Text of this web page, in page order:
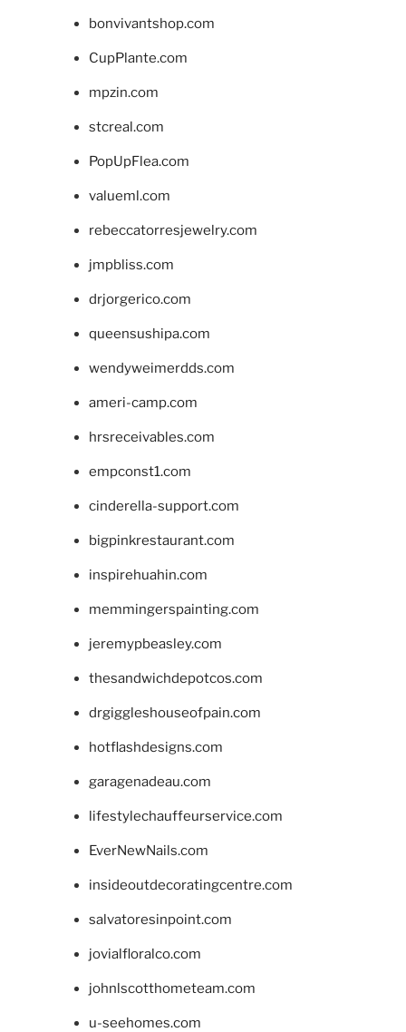
bonvivantshop.com
CupPlante.com
mpzin.com
stcreal.com
PopUpFlea.com
valueml.com
rebeccatorresjewelry.com
jmpbliss.com
drjorgerico.com
queensushipa.com
wendyweimerdds.com
ameri-camp.com
hrsreceivables.com
empconst1.com
cinderella-support.com
bigpinkrestaurant.com
inspirehuahin.com
memmingerspainting.com
jeremypbeasley.com
thesandwichdepotcos.com
drgiggleshouseofpain.com
hotflashdesigns.com
garagenadeau.com
lifestylechauffeurservice.com
EverNewNails.com
insideoutdecoratingcentre.com
salvatoresinpoint.com
jovialfloralco.com
johnlscotthometeam.com
u-seehomes.com